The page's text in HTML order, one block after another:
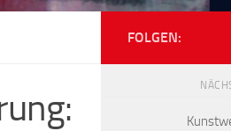
FOLGEN: